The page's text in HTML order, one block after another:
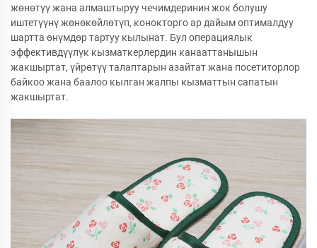
жөнөтүү жана алмаштыруу чечимдеринин жок болушу
иштетүүнү жөнөкөйлөтүп, конокторго ар дайым оптималдуу
шартта өнүмдөр тартуу кылынат. Бул операциялык
эффективдүүлүк кызматкерлердин канааттанышын
жакшыртат, үйрөтүү талаптарын азайтат жана посетиторлор
байкоо жана баалоо кылган жалпы кызматтын сапатын
жакшыртат.